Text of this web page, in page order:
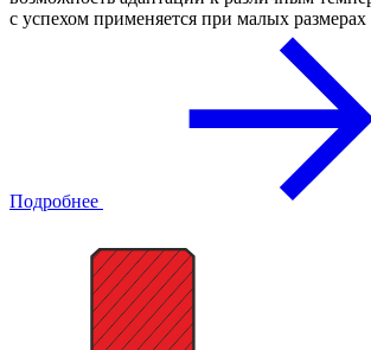
с успехом применяется при малых
Подробнее